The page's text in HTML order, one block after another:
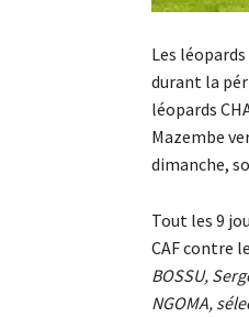
Les
durant la
léopards
Mazembe
dimanche,
Tout les 9
CAF contre
BOSSU,
NGOMA,